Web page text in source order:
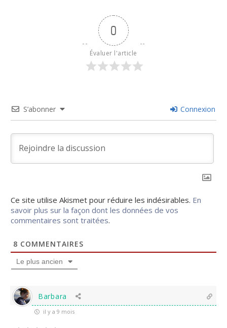
0
Évaluer l'article
S’abonner Connexion
Ce site utilise Akismet pour réduire les indésirables. En
savoir plus sur la façon dont les données de vos
commentaires sont traitées.
8 COMMENTAIRES
Le plus ancien
Barbara
il y a 9 mois